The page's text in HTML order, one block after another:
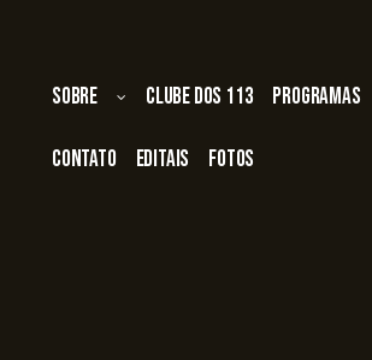
Sobre Clube dos 113 Programas
Contato Editais Fotos